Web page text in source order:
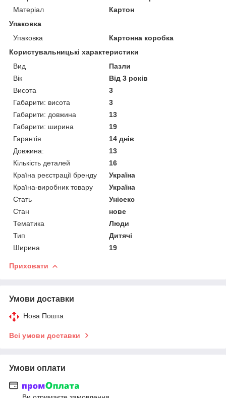
Матеріал
Картон
Упаковка
Упаковка
Картонна коробка
Користувальницькі характеристики
Вид
Пазли
Вік
Від 3 років
Висота
3
Габарити: висота
3
Габарити: довжина
13
Габарити: ширина
19
Гарантія
14 днів
Довжина:
13
Кількість деталей
16
Країна реєстрації бренду
Україна
Країна-виробник товару
Україна
Стать
Унісекс
Стан
нове
Тематика
Люди
Тип
Дитячі
Ширина
19
Приховати
Умови доставки
Нова Пошта
Всі умови доставки
Умови оплати